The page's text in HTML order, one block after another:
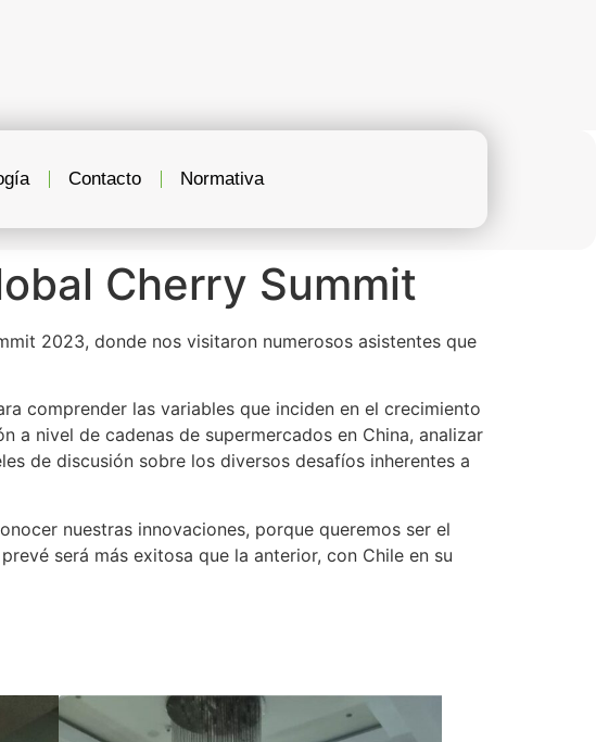
Contacto Normativa
Cherry Summit
2023, donde nos visitaron numerosos asistentes que
comprender las variables que inciden en el crecimiento
nivel de cadenas de supermercados en China, analizar
de discusión sobre los diversos desafíos inherentes a
nuestras innovaciones, porque queremos ser el
será más exitosa que la anterior, con Chile en su